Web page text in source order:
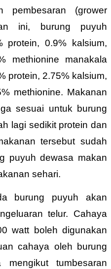
pembesaran (grower
ini, burung puyuh
protein, 0.9% kalsium,
methionine manakala
protein, 2.75% kalsium,
methionine. Makanan
sesuai untuk burung
lagi sedikit protein dan
tersebut sudah
puyuh dewasa makan
sehari.
burung puyuh akan
telur. Cahaya
watt boleh digunakan
cahaya oleh burung
tumbesaran